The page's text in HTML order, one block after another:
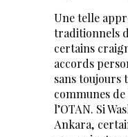
Une telle
traditionnels
certains
accords
sans toujours
communes
l’OTAN. Si
Ankara,